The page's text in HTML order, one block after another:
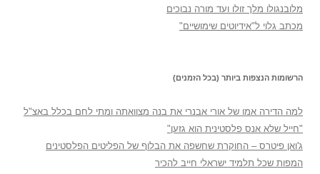
מלובנגולו מלך זולו ועד מורה נבוכים
מכתב גלוי ל"אידיוטים שימושיים"
הרשומות הנצפות ביותר (בכל הזמנים)
למה הדירה אמו של אורי אבנרי את בנה מצוואתה ומתי לחם בכלל באצ"ל
"חייל שלא אנס פלסטינית הוא גזען"
ג'ואן פיטרס – החוקרת שחשפה את הבלוף של הפליטים הפלסטינים
המפות שכל תלמיד ישראלי חייב להכיר